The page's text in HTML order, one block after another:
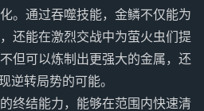
。通过吞噬技能，金鳞不仅能为
还能在激烈交战中为萤火虫们提
但可以炼制出更强大的金属，还
逆转局势的可能。
终结能力，能够在范围内快速清